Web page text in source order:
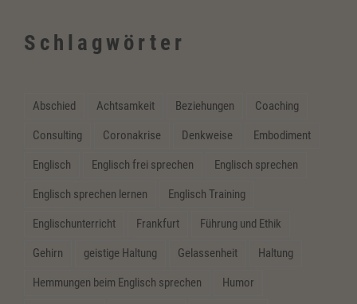
Schlagwörter
Abschied Achtsamkeit Beziehungen Coaching
Consulting Coronakrise Denkweise Embodiment
Englisch Englisch frei sprechen Englisch sprechen
Englisch sprechen lernen Englisch Training
Englischunterricht Frankfurt Führung und Ethik
Gehirn geistige Haltung Gelassenheit Haltung
Hemmungen beim Englisch sprechen Humor